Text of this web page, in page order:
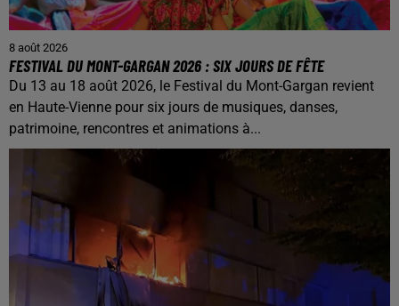
8 août 2026
FESTIVAL DU MONT-GARGAN 2026 : SIX JOURS DE FÊTE
Du 13 au 18 août 2026, le Festival du Mont-Gargan revient
en Haute-Vienne pour six jours de musiques, danses,
patrimoine, rencontres et animations à...